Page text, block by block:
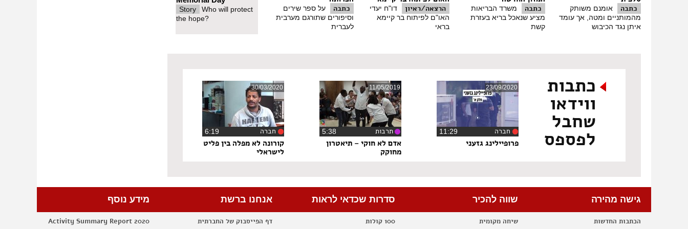
שהמשפחות חוות.
עירית אורן גונדרס: אם לפני חמישים שנה תפישת השכול הייתה שאימא או אלמנה שנפל לה קרוב היא הולכת עם בגדים שחורים מכף רגל ועד ראש,
הולכת חפוית ראש ואין לה חיים, נגמרו לה החיים מהרגע שהבן שלה נפל, העמותה שלנו מחוללת שינוי בכל תפישת השכול, הרע מכל קרה, אבל- תצאי
מהבית, את ראויה לצאת מהבית, את ראויה לחיות.
תהליכי השינוי בשיח המשפחות השכולות מלמדים דווקא על התבגרותה של החברה הישראלית. הטקסים, המשפטים מלאי הפאתוס, מטחי
הכבוד, כולם חדלו מזמן למלא את החלל העצום שנפער בחייהן. ובכלל, כדאי היה שכחברה ניתן מקום לשיח האישי, הממושטר תדיר על ידי ההיבריס
סוף תמלול הכתבה: מגש הכסף
כתבה
אומנם משותק
מהמותניים ומטה, אך עומד
איתן נגד הכיבוש
כתבה
משרד הבריאות
מציע שנאכל בריא בעזרת
קשת
הרצאה/ראיון
דו"ח יעדי
האו"ם לפיתוח בר קיימא
בראי
כתבה
על ספר שירים
וסיפורים שתורגם מערבית
לעברית
Story
Who will protect
the hope?
כתבות
ווידאו
שחבל
לפספס
23/09/2020
חברה
פרופיילינג גזעני
11/05/2019
תרבות
אדם לא חוקי – תיאטרון
מחוקק
30/03/2020
חברה
קורונה לא מפלה בין פליט
לישראלי
גישה מהירה
הכתבות החדשות
שווה להכיר
שיחה מקומית
סדרות שכדאי לראות
100 קולות
אנחנו ברשת
דף הפייסבוק של החברתית
מידע נוסף
Activity Summary Report 2020